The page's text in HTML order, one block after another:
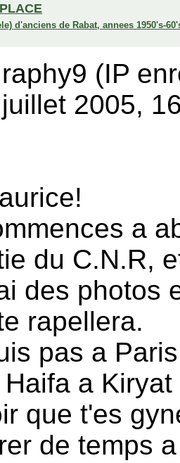
d'anciens de Rabat, annees 1950's-
(IP
2005,
a
du C.N.R,
des photos
rapellera.
pas a
a
que t'es
de temps